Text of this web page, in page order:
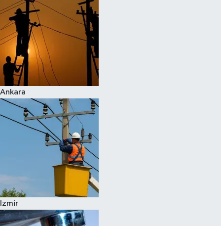
Ankara
Izmir